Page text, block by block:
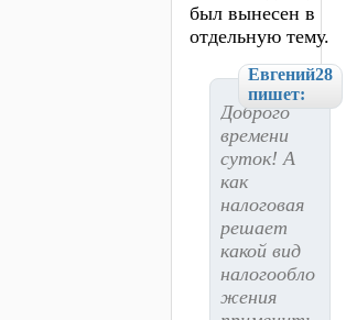
был вынесен в
отдельную тему.
Евгений28
пишет:
Доброго
времени
суток! А
как
налоговая
решает
какой вид
налогообло
жения